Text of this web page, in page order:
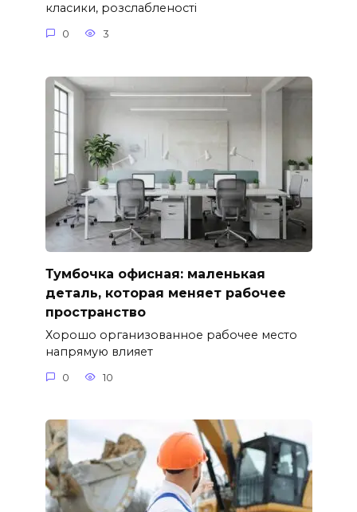
класики, розслабленості
0 3
Тумбочка офисная: маленькая
деталь, которая меняет рабочее
пространство
Хорошо организованное рабочее место
напрямую влияет
0 10